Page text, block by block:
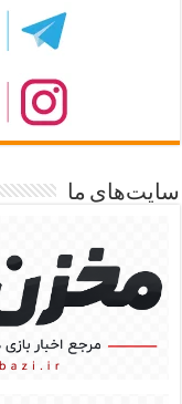
سایت‌های ما